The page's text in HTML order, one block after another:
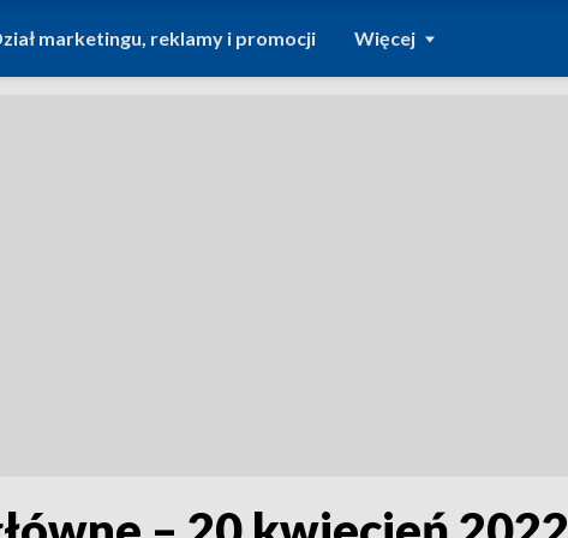
marketingu, reklamy i promocji Więcej